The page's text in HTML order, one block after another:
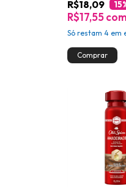
R$18,09 15
R$17,55com
Só restam4 em